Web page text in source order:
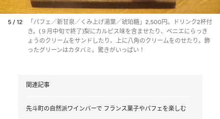
5 / 12
「パフェ／新甘泉／くみ上げ湯葉／琥珀糖」2,500円。ドリンク2杯付
き。(９月中旬で終了)梨にカルピス味を含ませたり、ベニエにらっき
ょうのクリームをサンドしたり、上に八角のクリームをのせたり。飾
ったグリーンはカタバミ。驚きがいっぱい！
関連記事
先斗町の自然派ワインバーで フランス菓子やパフェを楽しむ